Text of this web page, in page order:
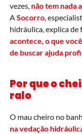
vezes, não tem nada
ASocorro,
hidráulica, explica de
acontece, o que
de buscar ajuda
Por que o
ralo
O mau cheiro no
na vedação